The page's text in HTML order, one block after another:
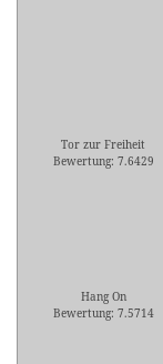
Tor zur Freiheit
Bewertung: 7.6429
Hang On
Bewertung: 7.5714